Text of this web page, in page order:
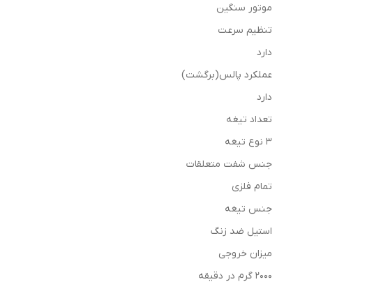
موتور سنگین
تنظیم سرعت
دارد
عملکرد پالس(برگشت)
دارد
تعداد تیغه
3 نوع تیغه
جنس شفت متعلقات
تمام فلزی
جنس تیغه
استیل ضد زنگ
میزان خروجی
2000 گرم در دقیقه